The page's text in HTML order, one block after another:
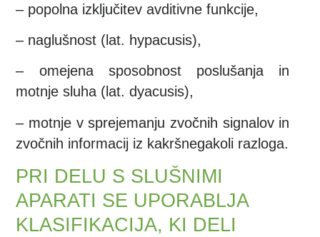
– popolna izključitev avditivne funkcije,
– naglušnost (lat. hypacusis),
– omejena sposobnost poslušanja in
motnje sluha (lat. dyacusis),
– motnje v sprejemanju zvočnih signalov in
zvočnih informacij iz kakršnegakoli razloga.
PRI DELU S SLUŠNIMI
APARATI SE UPORABLJA
KLASIFIKACIJA, KI DELI